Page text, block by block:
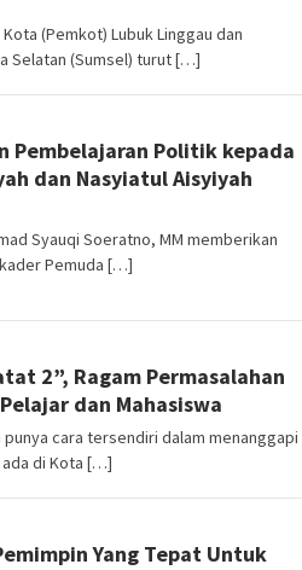
Kota (Pemkot) Lubuk Linggau dan
Selatan (Sumsel) turut […]
Pembelajaran Politik kepada
dan Nasyiatul Aisyiyah
Syauqi Soeratno, MM memberikan
Pemuda […]
2”, Ragam Permasalahan
dan Mahasiswa
punya cara tersendiri dalam menanggapi
ada di Kota […]
Yang Tepat Untuk